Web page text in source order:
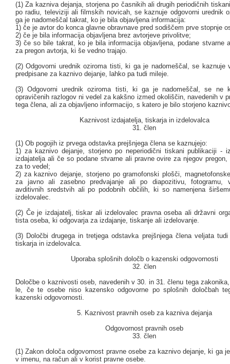
(1) Za kazniva dejanja, storjena po časnikih ali drugih periodičnih
po radiu, televiziji ali filmskih novicah, se kaznuje odgovorni urednik
ga je nadomeščal takrat, ko je bila objavljena informacija:
1) če je avtor do konca glavne obravnave pred sodiščem prve stopnje
2) če je bila informacija objavljena brez avtorjeve privolitve;
3) če so bile takrat, ko je bila informacija objavljena, podane stvarne
za pregon avtorja, ki še vedno trajajo.
(2) Odgovorni urednik oziroma tisti, ki ga je nadomeščal, se kaznuje
predpisane za kaznivo dejanje, lahko pa tudi mileje.
(3) Odgovorni urednik oziroma tisti, ki ga je nadomeščal, se ne
opravičenih razlogov ni vedel za kakšno izmed okoliščin, navedenih v
tega člena, ali za objavljeno informacijo, s katero je bilo storjeno
Kaznivost izdajatelja, tiskarja in izdelovalca
31. člen
(1) Ob pogojih iz prvega odstavka prejšnjega člena se kaznujejo:
1) za kaznivo dejanje, storjeno po neperiodični tiskani publikaciji -
izdajatelja ali če so podane stvarne ali pravne ovire za njegov
za to vedel;
2) za kaznivo dejanje, storjeno po gramofonski plošči,
za javno ali zasebno predvajanje ali po diapozitivu, fotogramu,
avditivnih sredstvih ali po podobnih občilih, ki so namenjena
izdelovalec.
(2) Če je izdajatelj, tiskar ali izdelovalec pravna oseba ali državni
tista oseba, ki odgovarja za izdajanje, tiskanje ali izdelovanje.
(3) Določbi drugega in tretjega odstavka prejšnjega člena veljata
tiskarja in izdelovalca.
Uporaba splošnih določb o kazenski odgovornosti
32. člen
Določbe o kaznivosti oseb, navedenih v 30. in 31. členu tega
le, če te osebe niso kazensko odgovorne po splošnih določbah
kazenski odgovornosti.
5. Kaznivost pravnih oseb za kazniva dejanja
Odgovornost pravnih oseb
33. člen
(1) Zakon določa odgovornost pravne osebe za kaznivo dejanje, ki ga
v imenu, na račun ali v korist pravne osebe.